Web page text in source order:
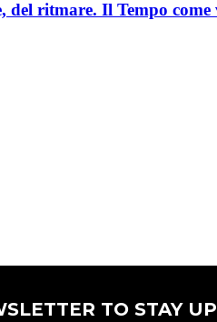
del ritmare. Il Tempo
TO STAY